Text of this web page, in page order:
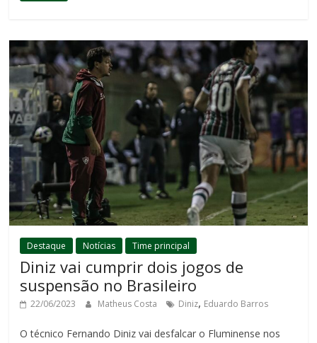
Destaque Notícias Time principal
Diniz vai cumprir dois jogos de
suspensão no Brasileiro
22/06/2023 Matheus Costa Diniz, Eduardo Barros
O técnico Fernando Diniz vai desfalcar o Fluminense nos